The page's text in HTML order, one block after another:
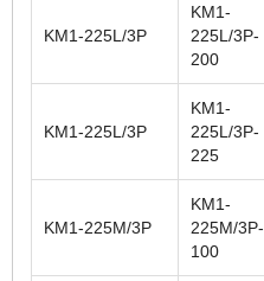
KM1-225L/3P
KM1-
225L/3P-
200
KM1-225L/3P
KM1-
225L/3P-
225
KM1-225M/3P
KM1-
225M/3P-
100